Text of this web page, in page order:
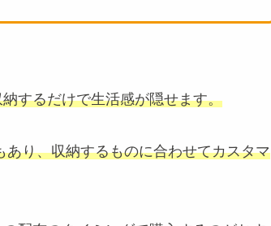
するだけで生活感が隠せます。
り、収納するものに合わせてカスタマ